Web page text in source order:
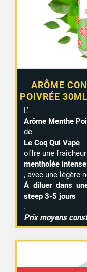
ARÔME
POIVRÉE
L’
Arôme Menthe
de
Le Coq Qui Vape
offre une fraîcheur
mentholée intense
, avec une légère
À diluer dans
steep 3-5 jours
.
Prix moyens